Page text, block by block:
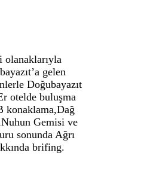
olanaklarıyla
gelen
Doğubayazıt
otelde buluşma
konaklama,Dağ
Gemisi ve
sonunda Ağrı
brifing.